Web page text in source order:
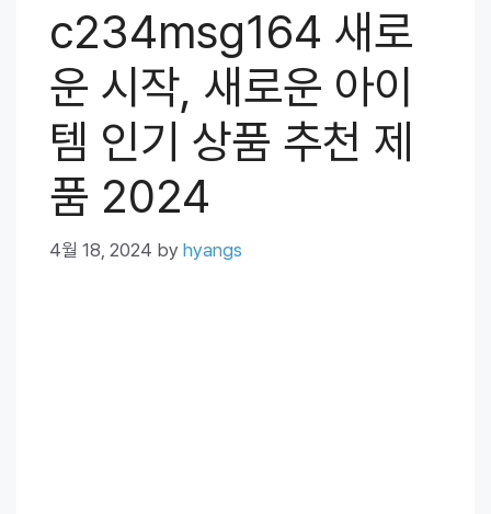
c234msg164 새로
운 시작, 새로운 아이
템 인기 상품 추천 제
품 2024
4월 18, 2024 by hyangs